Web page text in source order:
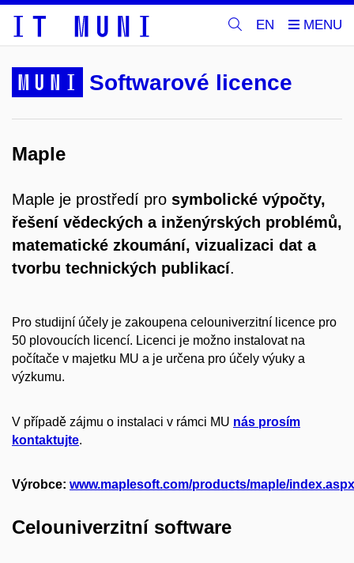
EN
MUNI Softwarové licence
Maple
Maple je prostředí pro symbolické výpočty,
řešení vědeckých a inženýrských problémů,
matematické zkoumání, vizualizaci dat a
tvorbu technických publikací.
Pro studijní účely je zakoupena celouniverzitní licence pro
50 plovoucích licencí. Licenci je možno instalovat na
počítače v majetku MU a je určena pro účely výuky a
výzkumu.
V případě zájmu o instalaci v rámci MU nás prosím
kontaktujte.
Výrobce: www.maplesoft.com/products/maple/index.aspx
Celouniverzitní software